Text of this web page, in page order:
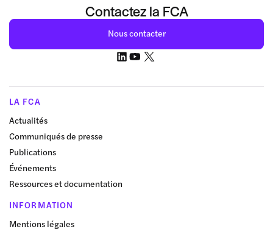
Contactez la FCA
Nous contacter
LA FCA
Actualités
Communiqués de presse
Publications
Événements
Ressources et documentation
INFORMATION
Mentions légales